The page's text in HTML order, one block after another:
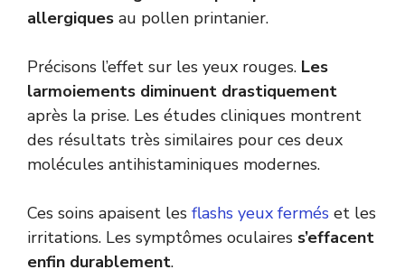
allergiques au pollen printanier.
Précisons l’effet sur les yeux rouges. Les
larmoiements diminuent drastiquement
après la prise. Les études cliniques montrent
des résultats très similaires pour ces deux
molécules antihistaminiques modernes.
Ces soins apaisent les flashs yeux fermés et les
irritations. Les symptômes oculaires s’effacent
enfin durablement.